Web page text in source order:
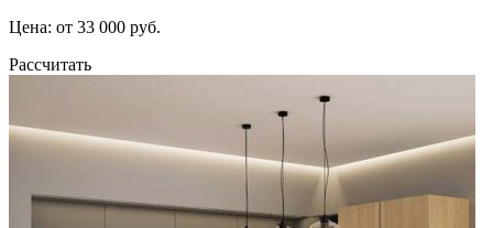
Цена: от 33 000 руб.
Рассчитать